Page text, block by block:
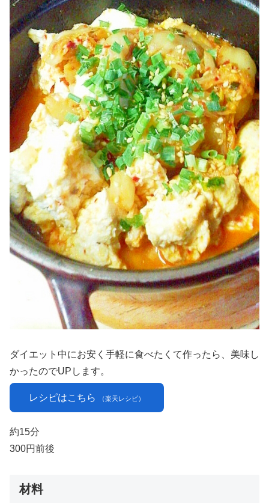
ダイエット中にお安く手軽に食べたくて作ったら、美味し
かったのでUPします。
レシピはこちら （楽天レシピ）
約15分
300円前後
材料